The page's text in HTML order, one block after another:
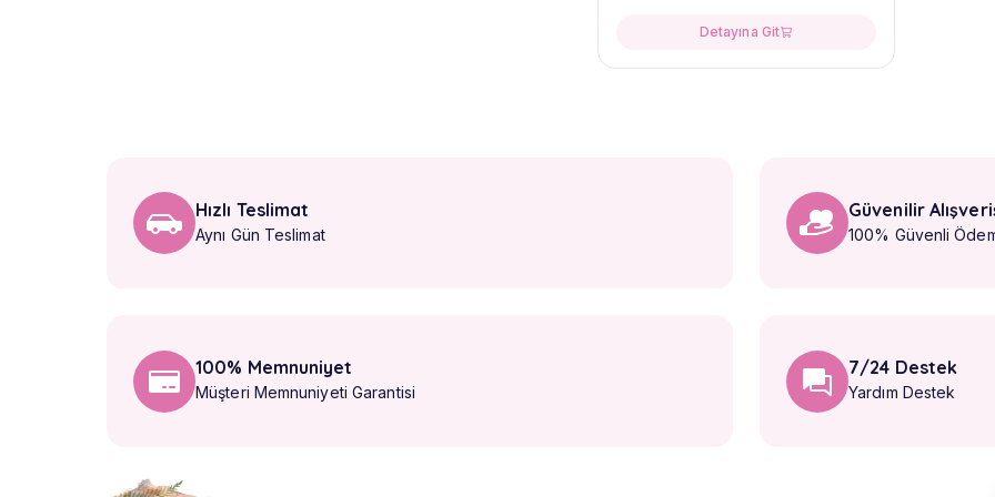
Detayına Git
Hızlı Teslimat
Aynı Gün Teslimat
Güvenilir
100% Güvenli
100% Memnuniyet
Müşteri Memnuniyeti Garantisi
7/24 Destek
Yardım Destek